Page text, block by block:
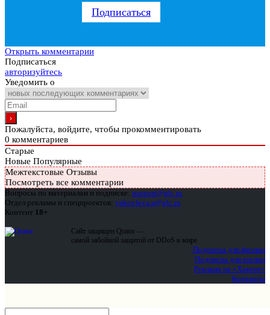
Подписаться
Открыть комментарии
Подписаться
авторизуйтесь
Уведомить о
Пожалуйста, войдите, чтобы прокомментировать
0 комментариев
Старые
Новые Популярные
Межтекстовые Отзывы
Посмотреть все комментарии
Вопросы по материалам и подписке: support@glc.ru
Отдел рекламы и спецпроектов: yakovleva.a@glc.ru
Контент 18+
Сайт защищен Qrator —
самой забойной защитой от DDoS в мире
Подписка для физлиц
Подписка для юрлиц
Реклама на «Хакере»
Контакты